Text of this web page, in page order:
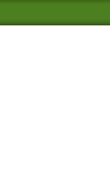
ール配信を登録す